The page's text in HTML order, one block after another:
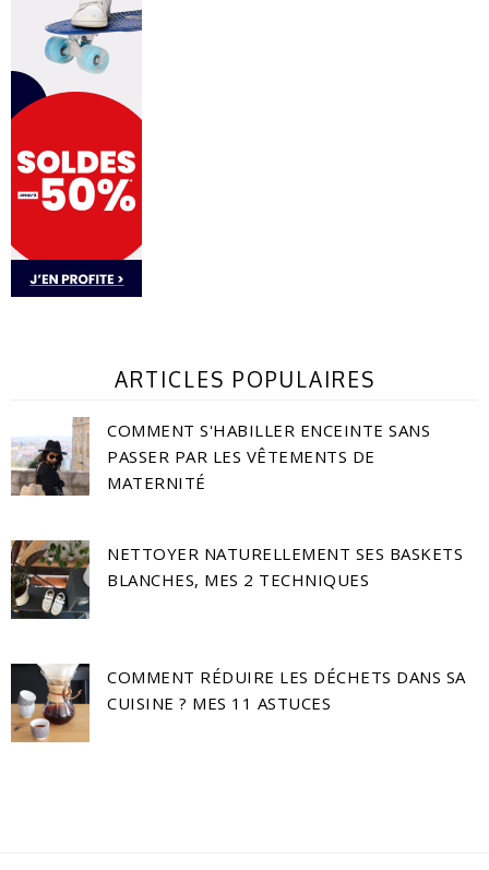
ARTICLES POPULAIRES
COMMENT S'HABILLER ENCEINTE SANS
PASSER PAR LES VÊTEMENTS DE
MATERNITÉ
NETTOYER NATURELLEMENT SES BASKETS
BLANCHES, MES 2 TECHNIQUES
COMMENT RÉDUIRE LES DÉCHETS DANS SA
CUISINE ? MES 11 ASTUCES